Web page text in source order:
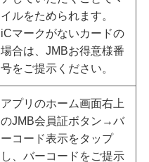
イルをためられます。
iCマークがないカードの
場合は、JMBお得意様番
号をご提示ください。
アプリのホーム画面右上
のJMB会員証ボタン→バ
ーコード表示をタップ
し、バーコードをご提示